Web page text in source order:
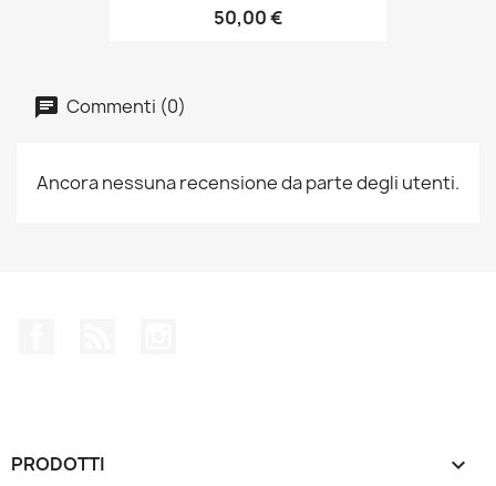
50,00 €
Commenti (0)
Ancora nessuna recensione da parte degli utenti.
PRODOTTI 